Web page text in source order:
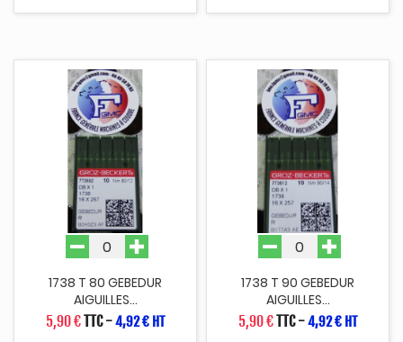
1738 T 80 GEBEDUR
AIGUILLES...
5,90 €TTC-4,92 € HT
1738 T 90 GEBEDUR
AIGUILLES...
5,90 €TTC-4,92 € HT